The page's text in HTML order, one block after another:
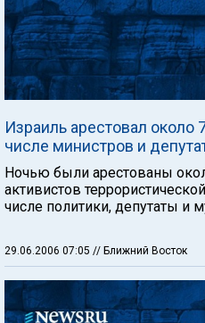
Израиль арестовал
числе министров и
Ночью были арестованы
активистов
числе политики, депутаты и
29.06.2006 07:05 // Ближний Восток